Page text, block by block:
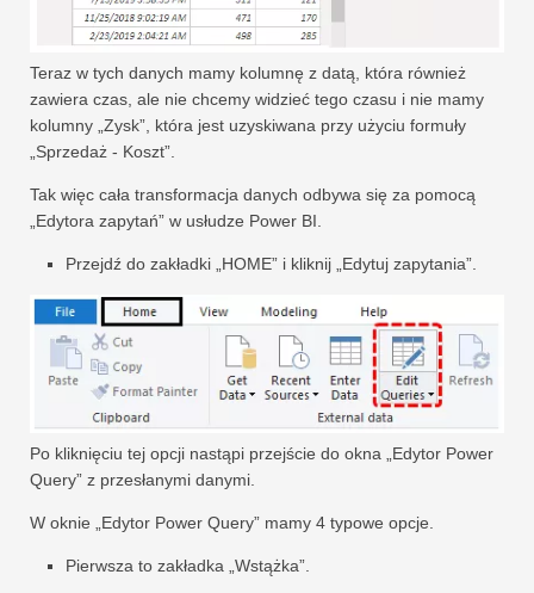
Teraz w tych danych mamy kolumnę z datą, która również
zawiera czas, ale nie chcemy widzieć tego czasu i nie mamy
kolumny „Zysk”, która jest uzyskiwana przy użyciu formuły
„Sprzedaż - Koszt”.
Tak więc cała transformacja danych odbywa się za pomocą
„Edytora zapytań” w usłudze Power BI.
Przejdź do zakładki „HOME” i kliknij „Edytuj zapytania”.
Po kliknięciu tej opcji nastąpi przejście do okna „Edytor Power
Query” z przesłanymi danymi.
W oknie „Edytor Power Query” mamy 4 typowe opcje.
Pierwsza to zakładka „Wstążka”.